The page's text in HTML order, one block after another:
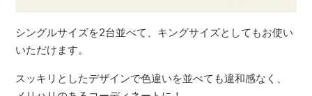
シングルサイズを2台並べて、キングサイズとしてもお使い
いただけます。
スッキリとしたデザインで色違いを並べても違和感なく、